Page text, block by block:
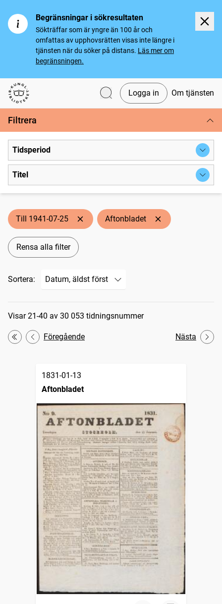
Begränsningar i sökresultaten
Sökträffar som är yngre än 100 år och
omfattas av upphovsrätten visas inte längre i
tjänsten när du söker på distans. Läs mer om
begränsningen.
Svenska tidningar
Logga in Om tjänsten
Filtrera
Tidsperiod
Titel
Till 1941-07-25 Aftonbladet
Rensa alla filter
Sortera:
Sökresultat
Visar 21-40 av 30 053 tidningsnummer
Första
Föregående Nästa
1831-01-13
Aftonbladet